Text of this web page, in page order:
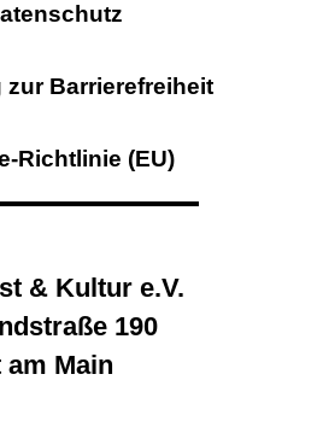
zur Barrierefreiheit
Richtlinie (EU)
& Kultur e.V.
190
Main